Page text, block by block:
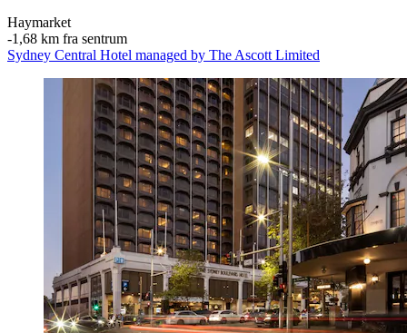
Haymarket
‐1,68 km fra sentrum
Sydney Central Hotel managed by The Ascott Limited